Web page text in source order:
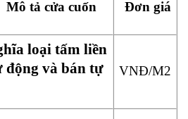
Mô tả cửa cuốn Đơn giá
loại tấm liền
động và bán tự
VNĐ/M2